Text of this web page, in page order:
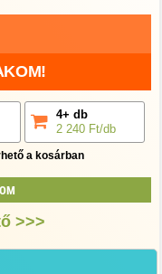
4+ db
2 240 Ft/db
a kosárban
>>>